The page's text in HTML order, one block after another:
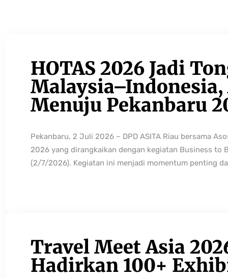
HOTAS 2026 Jadi
Menuju Pekanbaru
Pekanbaru, 2 Juli 2026 – DPD ASITA Riau bersama
2026 yang dirangkaikan dengan kegiatan Business to
(2/7/2026). Kegiatan ini menjadi momentum penting
Travel Meet Asia
Hadirkan 100+